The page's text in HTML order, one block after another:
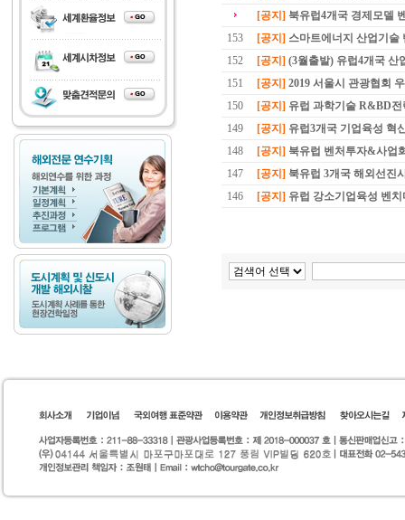
[공지] 북유럽4개국 경제모델
153
[공지] 스마트에너지 산업기술
152
[공지] (3월출발) 유럽4개국 산
151
[공지] 2019 서울시 관광협회
150
[공지] 유럽 과학기술 R&BD전
149
[공지] 유럽3개국 기업육성 혁
148
[공지] 북유럽 벤처투자&사업
147
[공지] 북유럽 3개국 해외선진
146
[공지] 유럽 강소기업육성 벤치